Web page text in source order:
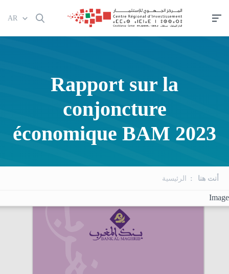
إلى
المحتوى
AR
Rapport sur la
conjoncture
économique BAM 2023
أنت هنا الرئيسية
Image